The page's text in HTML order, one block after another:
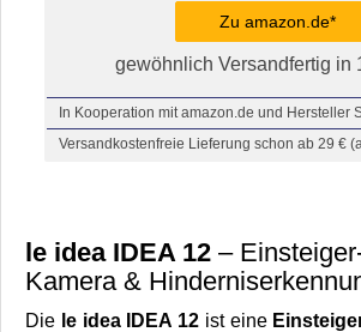
Zu amazon.de*
gewöhnlich Versandfertig in
In Kooperation mit amazon.de und Hersteller
Versandkostenfreie Lieferung schon ab 29 €
le idea IDEA 12 –
Kamera &
Die le idea IDEA 12 ist eine